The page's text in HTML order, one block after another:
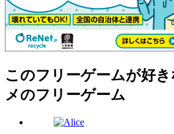
このフリーゲームが好
メのフリーゲーム